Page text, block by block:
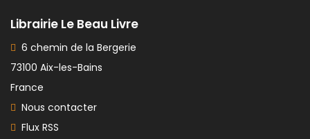
Librairie Le Beau Livre
6 chemin de la Bergerie
73100 Aix-les-Bains
France
Nous contacter
Flux RSS